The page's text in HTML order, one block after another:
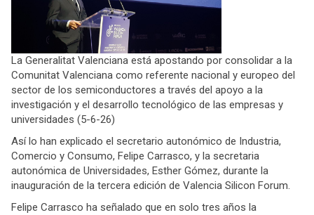
La Generalitat Valenciana está apostando por consolidar a la
Comunitat Valenciana como referente nacional y europeo del
sector de los semiconductores a través del apoyo a la
investigación y el desarrollo tecnológico de las empresas y
universidades (5-6-26)
Así lo han explicado el secretario autonómico de Industria,
Comercio y Consumo, Felipe Carrasco, y la secretaria
autonómica de Universidades, Esther Gómez, durante la
inauguración de la tercera edición de Valencia Silicon Forum.
Felipe Carrasco ha señalado que en solo tres años la